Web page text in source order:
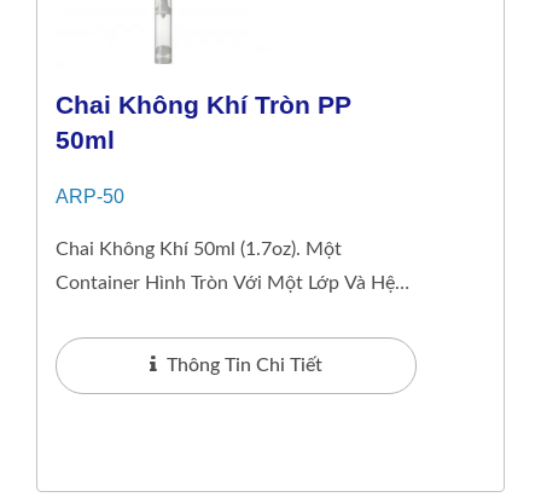
Chai Không Khí Tròn PP
50ml
ARP-50
Chai Không Khí 50ml (1.7oz). Một
Container Hình Tròn Với Một Lớp Và Hệ
Bóng Bẩy. Thiết...
Thông Tin Chi Tiết